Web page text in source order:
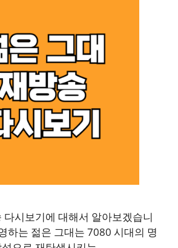
다시보기에 대해서 알아보겠습니
하는 젊은 그대는 7080 시대의 명